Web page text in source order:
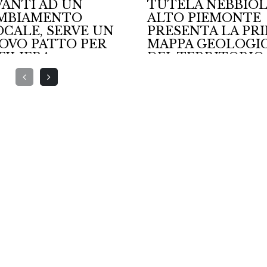
NEBBIOLI
PIEMONTE
LA PRIMA
GEOLOGICA
TERRITORIO
2026
Bernabei, maestro
Sangiovese e
protagonista del
Rinascimento del
italiano